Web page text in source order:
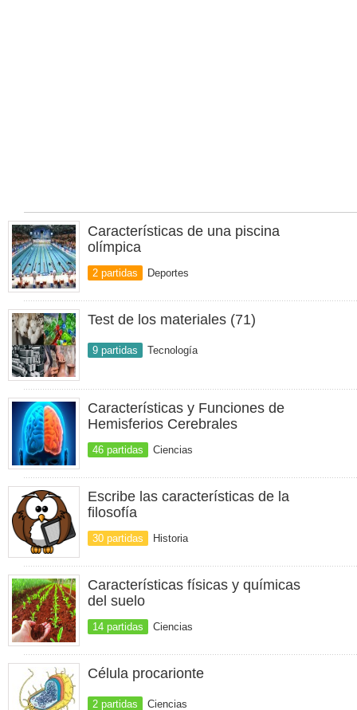
Características de una piscina
olímpica
2 partidas Deportes
Test de los materiales (71)
9 partidas Tecnología
Características y Funciones de
Hemisferios Cerebrales
46 partidas Ciencias
Escribe las características de la
filosofía
30 partidas Historia
Características físicas y químicas
del suelo
14 partidas Ciencias
Célula procarionte
2 partidas Ciencias